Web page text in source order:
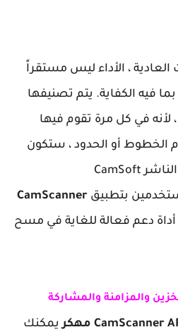
، الأداء ليس مستقراً
فيه الكفاية. يتم تصنيفها
في كل مرة تقوم فيها
الخطوط أو الحدود ، ستكون
هناك أخطاء. لذلك ، قام الناشر CamSoft
CamScanner
دعم فعالة للغاية في مسح
يمكنك